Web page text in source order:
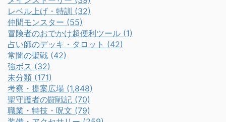
レベル上げ・特訓 (32)
仲間モンスター (55)
冒険者のおでかけ超便利ツール (1)
占い師のデッキ・タロット (42)
常闇の聖戦 (42)
強ボス (32)
未分類 (171)
考察・提案広場 (1,848)
聖守護者の闘戦記 (70)
職業・特技・呪文 (79)